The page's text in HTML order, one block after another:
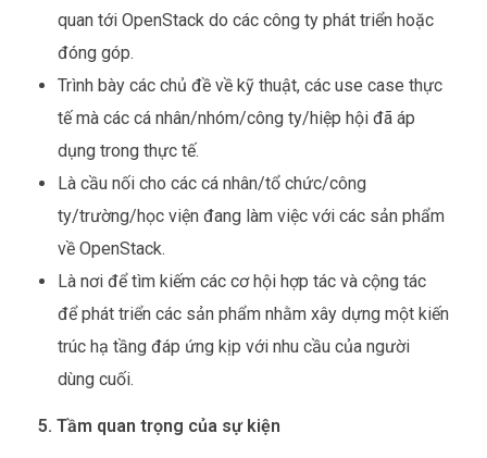
quan tới OpenStack do các công ty phát triển hoặc
đóng góp.
Trình bày các chủ đề về kỹ thuật, các use case thực
tế mà các cá nhân/nhóm/công ty/hiệp hội đã áp
dụng trong thực tế.
Là cầu nối cho các cá nhân/tổ chức/công
ty/trường/học viện đang làm việc với các sản phẩm
về OpenStack.
Là nơi để tìm kiếm các cơ hội hợp tác và cộng tác
để phát triển các sản phẩm nhằm xây dựng một kiến
trúc hạ tầng đáp ứng kịp với nhu cầu của người
dùng cuối.
5. Tầm quan trọng của sự kiện